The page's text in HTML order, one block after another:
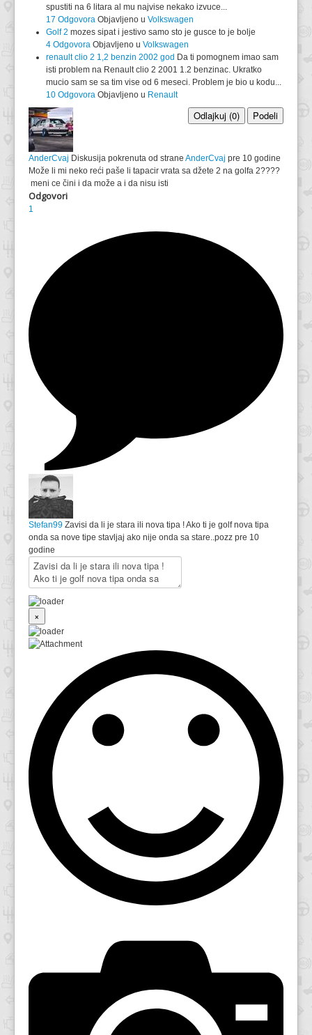
spustiti na 6 litara al mu najvise nekako izvuce...
17 Odgovora Objavljeno u Volkswagen
Golf 2 mozes sipat i jestivo samo sto je gusce to je bolje
4 Odgovora Objavljeno u Volkswagen
renault clio 2 1,2 benzin 2002 god Da ti pomognem imao sam
isti problem na Renault clio 2 2001 1.2 benzinac. Ukratko
mucio sam se sa tim vise od 6 meseci. Problem je bio u kodu...
10 Odgovora Objavljeno u Renault
Odlajkuj (0) Podeli
AnderCvaj Diskusija pokrenuta od strane AnderCvaj pre 10 godine
Može li mi neko reći paše li tapacir vrata sa džete 2 na golfa 2????
meni ce čini i da može a i da nisu isti
Odgovori
1
Stefan99 Zavisi da li je stara ili nova tipa ! Ako ti je golf nova tipa
onda sa nove tipe stavljaj ako nije onda sa stare..pozz pre 10
godine
×